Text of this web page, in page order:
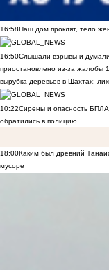
16:58Наш дом проклят, тело
16:50Слышали взрывы и
приостановлено из-за жалобы
вырубка деревьев в Шахтах:
10:22Сирены и опасность БПЛА
обратились в полицию
18:00Каким был древний
мусоре